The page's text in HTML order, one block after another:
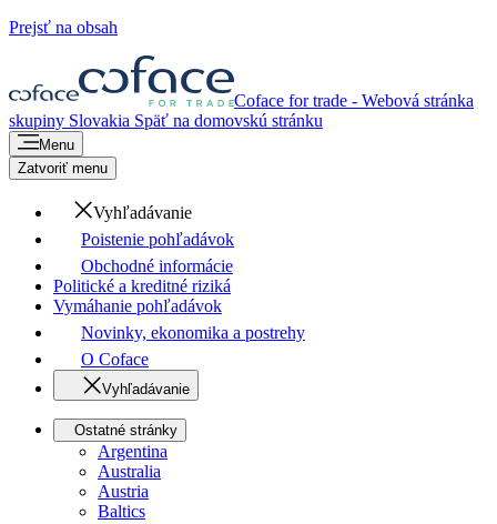
Prejsť na obsah
Coface for trade - Webová stránka
skupiny Slovakia Späť na domovskú stránku
Menu
Zatvoriť menu
Vyhľadávanie
Poistenie pohľadávok
Obchodné informácie
Politické a kreditné riziká
Vymáhanie pohľadávok
Novinky, ekonomika a postrehy
O Coface
Vyhľadávanie
Ostatné stránky
Argentina
Australia
Austria
Baltics